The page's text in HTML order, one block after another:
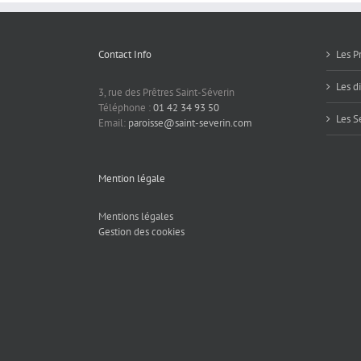
Contact Info
3, rue des Prêtres Saint-Séverin
Téléphone :01 42 34 93 50
Email: paroisse@saint-severin.com
Mention légale
Mentions légales
Gestion des cookies
Les
Les
Les